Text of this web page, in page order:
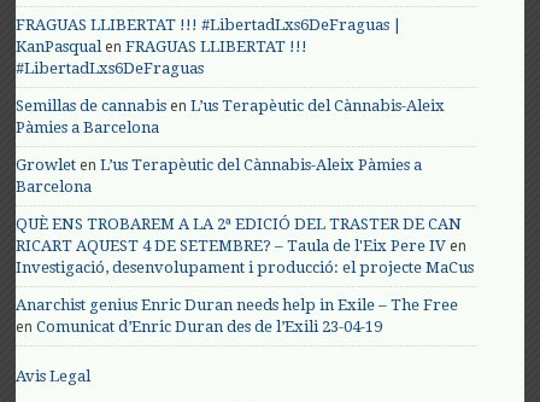
FRAGUAS LLIBERTAT !!! #LibertadLxs6DeFraguas |
KanPasqualenFRAGUAS LLIBERTAT !!!
#LibertadLxs6DeFraguas
Semillas de cannabis enL’us Terapèutic del Cànnabis-Aleix
Pàmies a Barcelona
Growlet enL’us Terapèutic del Cànnabis-Aleix Pàmies a
Barcelona
QUÈ ENS TROBAREM A LA 2ª EDICIÓ DEL TRASTER DE CAN
RICART AQUEST 4 DE SETEMBRE? – Taula de l'Eix Pere IV en
Investigació, desenvolupament i producció: el projecte MaCus
Anarchist genius Enric Duran needs help in Exile – The Free
enComunicat d’Enric Duran des de l’Exili 23-04-19
Avis Legal